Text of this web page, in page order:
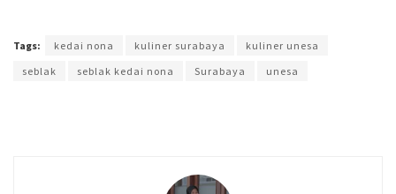
Tags: kedai nona kuliner surabaya
kuliner unesa
seblak
seblak kedai nona Surabaya unesa